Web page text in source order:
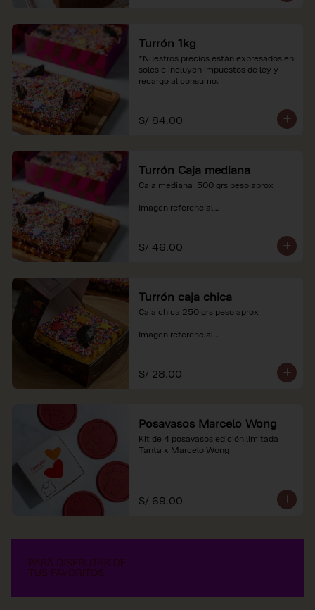
Turrón 1kg
*Nuestros precios están expresados en
soles e incluyen impuestos de ley y
recargo al consumo.
S/ 84.00
Turrón Caja mediana
Caja mediana  500 grs peso aprox
Imagen referencial
soles e incluyen impuestos de ley y
recargo al consumo.
S/ 46.00
Turrón caja chica
Caja chica 250 grs peso aprox
Imagen referencial
soles e incluyen impuestos de ley y
recargo al consumo.
S/ 28.00
Posavasos Marcelo Wong
Kit de 4 posavasos edición limitada
Tanta x Marcelo Wong
S/ 69.00